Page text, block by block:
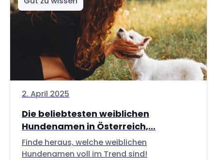
2. April 2025
Die beliebtesten weiblichen
Hundenamen in Österreich,...
Finde heraus, welche weiblichen
Hundenamen voll im Trend sind!